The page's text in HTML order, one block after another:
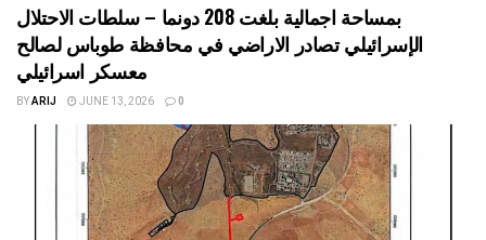
بمساحة اجمالية بلغت 208 دونما – سلطات الاحتلال
الإسرائيلي تصادر الاراضي في محافظة طوباس لصالح
معسكر اسرائيلي
BYARIJ JUNE 13, 2026 0